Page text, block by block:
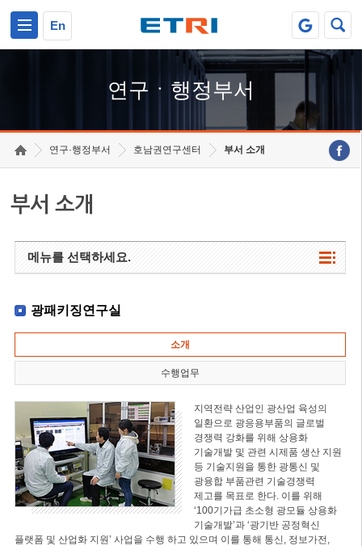
En
연구ㆍ행정부서
연구·행정부서 호남권연구센터 부서 소개
부서 소개
메뉴를 선택하세요.
광패키징연구실
소개
수행업무
지역전략 산업인 광산업 육성의
일환으로 광응용부품의 글로벌
경쟁력 강화를 위해 상용화
기술개발 및 관련 시제품 생산 지원
등 기술지원을 통한 광통신 및
광융합 부품관련 기술경쟁력
제고를 목표로 한다. 이를 위해
‘100기가급 초소형 광모듈 상용화
기술개발’과 ‘광기반 공정혁신
플랫폼 및 산업화 지원’ 사업을 수행 하고 있으며 이를 통해 통신, 정보가전,